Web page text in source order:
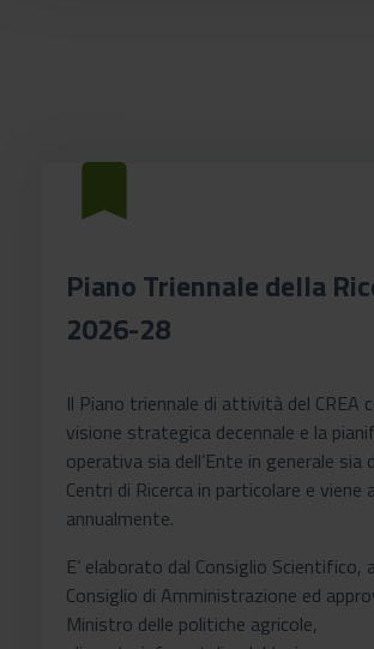
bookmark
Piano Triennale della
2026-28
Il Piano triennale di attività del CREA
visione strategica decennale e la
operativa sia dell’Ente in generale sia
Centri di Ricerca in particolare e viene
annualmente.
E’ elaborato dal Consiglio
Consiglio di Amministrazione ed
Ministro delle politiche agricole,